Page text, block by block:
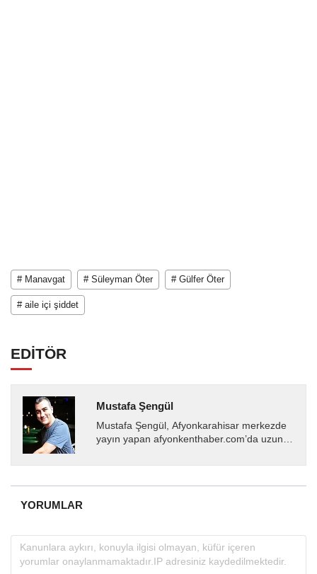
# Manavgat # Süleyman Öter # Gülfer Öter
# aile içi şiddet
EDİTÖR
Mustafa Şengül
Mustafa Şengül, Afyonkarahisar merkezde
yayın yapan afyonkenthaber.com’da uzun
almakta, haber akışı...
YORUMLAR